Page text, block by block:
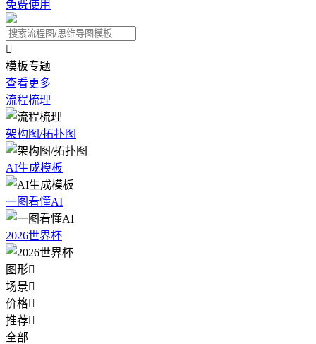
免费使用

模板专题
查看更多
流程梳理
架构图/拓扑图
AI生成模板
一图看懂AI
2026世界杯
图形
场景
价格
推荐
全部